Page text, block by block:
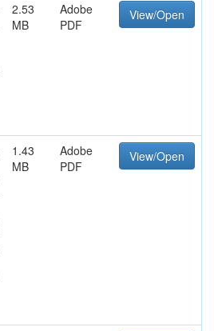
2.53
MB
Adobe
PDF
View/Open
1.43
MB
Adobe
PDF
View/Open